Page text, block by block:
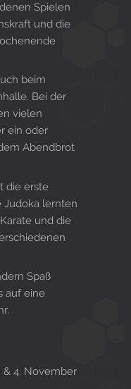
Spielen
und die
beim
Bei der
vielen
ein oder
Abendbrot
die erste
Judoka lernten
und die
Spaß
auf eine
& 4. November